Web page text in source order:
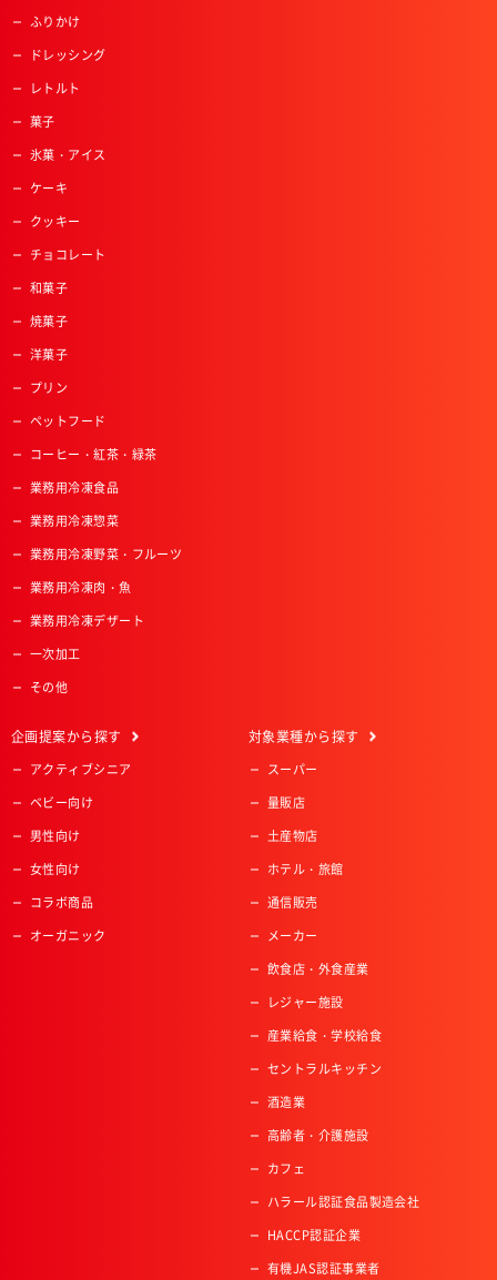
ふりかけ
ドレッシング
レトルト
菓子
氷菓・アイス
ケーキ
クッキー
チョコレート
和菓子
焼菓子
洋菓子
プリン
ペットフード
コーヒー・紅茶・緑茶
業務用冷凍食品
業務用冷凍惣菜
業務用冷凍野菜・フルーツ
業務用冷凍肉・魚
業務用冷凍デザート
一次加工
その他
企画提案から探す
アクティブシニア
ベビー向け
男性向け
女性向け
コラボ商品
オーガニック
対象業種から探す
スーパー
量販店
土産物店
ホテル・旅館
通信販売
メーカー
飲食店・外食産業
レジャー施設
産業給食・学校給食
セントラルキッチン
酒造業
高齢者・介護施設
カフェ
ハラール認証食品製造会社
HACCP認証企業
有機JAS認証事業者